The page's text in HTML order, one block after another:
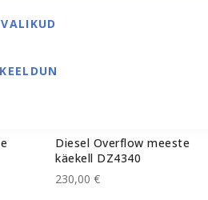
VALIKUD
KEELDUN
Diesel Overflow meeste
käekell DZ4340
230,00 €